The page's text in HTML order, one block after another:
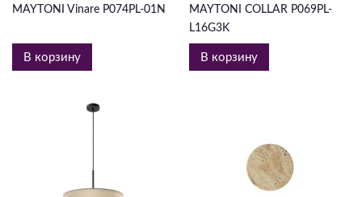
MAYTONI Vinare P074PL-01N
В корзину
MAYTONI COLLAR P069PL-
L16G3K
В корзину